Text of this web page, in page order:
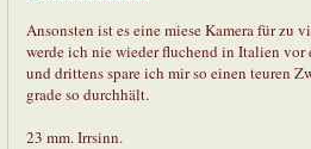
Ansonsten ist es eine miese Kamera für zu
werde ich nie wieder fluchend in Italien vor
und drittens spare ich mir so einen teuren
grade so durchhält.
23 mm. Irrsinn.